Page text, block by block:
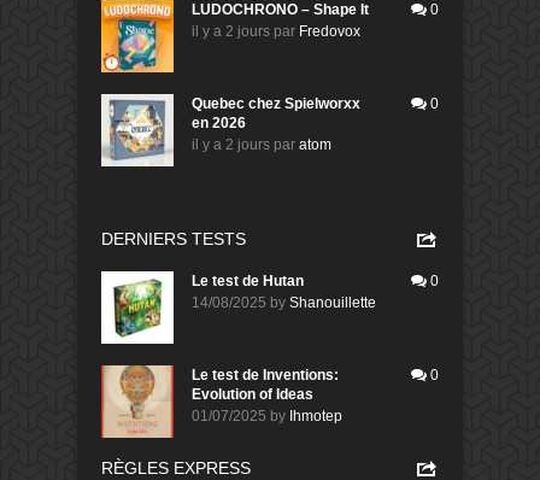
LUDOCHRONO – Shape It
il y a 2 jours par Fredovox
0
Quebec chez Spielworxx
en 2026
il y a 2 jours par atom
0
DERNIERS TESTS
Le test de Hutan
14/08/2025 by Shanouillette
0
Le test de Inventions:
Evolution of Ideas
01/07/2025 by Ihmotep
0
RÈGLES EXPRESS